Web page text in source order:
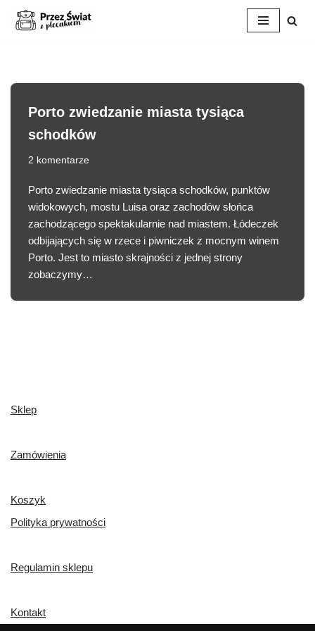
Porto zwiedzanie miasta tysiąca
schodków
2 komentarze
Porto zwiedzanie miasta tysiąca schodków, punktów
widokowych, mostu Luisa oraz zachodów słońca
zachodzącego spektakularnie nad miastem. Łódeczek
odbijających się w rzece i piwniczek z mocnym winem
Porto. Jest to miasto skrajności z jednej strony
zobaczymy…
Sklep
Zamówienia
Koszyk
Polityka prywatności
Regulamin sklepu
Kontakt